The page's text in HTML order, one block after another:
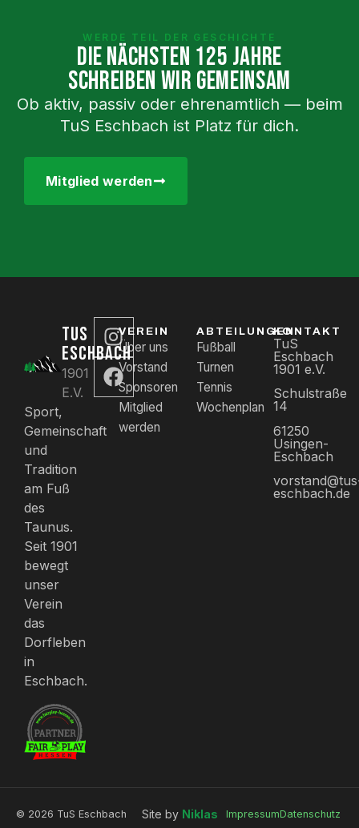
WERDE TEIL DER GESCHICHTE
DIE NÄCHSTEN 125 JAHRE
SCHREIBEN WIR GEMEINSAM
Ob aktiv, passiv oder ehrenamtlich — beim
TuS Eschbach ist Platz für dich.
Mitglied werden
TUS
ESCHBACH
1901
E.V.
Sport,
Gemeinschaft
und
Tradition
am Fuß
des
Taunus.
Seit 1901
bewegt
unser
Verein
das
Dorfleben
in
Eschbach.
VEREIN
Über uns
Vorstand
Sponsoren
Mitglied
werden
ABTEILUNGEN
Fußball
Turnen
Tennis
Wochenplan
KONTAKT
TuS
Eschbach
1901 e.V.
Schulstraße
14
61250
Usingen-
Eschbach
eschbach.de
© 2026 TuS Eschbach
Site by Niklas
ImpressumDatenschutz